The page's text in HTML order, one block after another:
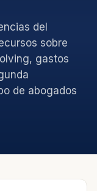
del
sobre
gastos
de abogados